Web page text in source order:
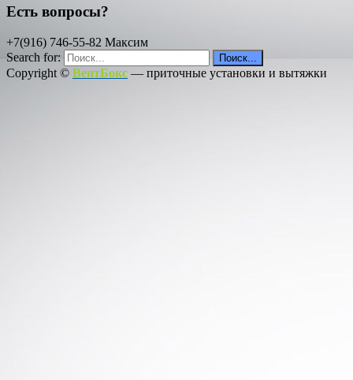
Есть вопросы?
+7(916) 746-55-82 Максим
Search for:
Copyright © ВентБокс — приточные установки и вытяжки